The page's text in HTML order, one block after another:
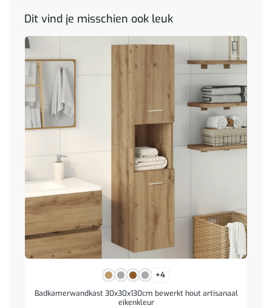
Dit vind je misschien ook leuk
+4
Badkamerwandkast 30x30x130cm bewerkt hout artisanaal
eikenkleur